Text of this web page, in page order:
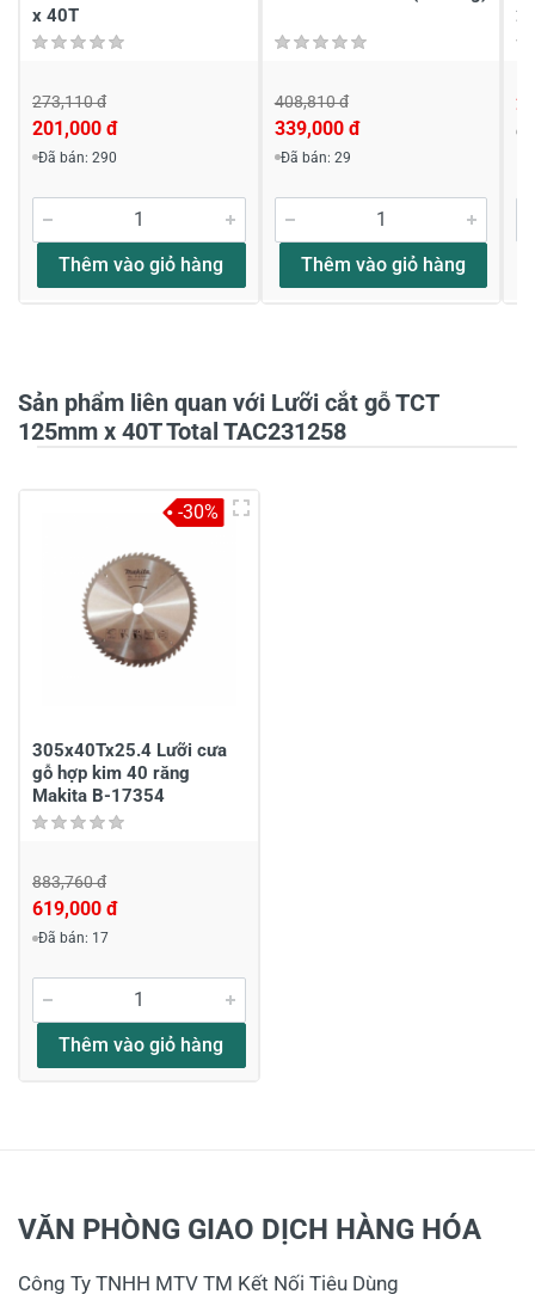
Viết nhận xét về sản phẩm
Đánh giá sao
Tiêu đề của nhận xét *
Viết nhận xét của bạn vào bên dưới
Gửi nhận xét
x 40T
273,110 đ
201,000 đ
Đã bán: 290
Thêm vào giỏ hàng
408,810 đ
339,000 đ
Đã bán: 29
Thêm vào giỏ hàng
Sản phẩm liên quan với Lưỡi cắt gỗ TCT
125mm x 40T Total TAC231258
305x40Tx25.4 Lưỡi cưa
gỗ hợp kim 40 răng
Makita B-17354
883,760 đ
619,000 đ
Đã bán: 17
Thêm vào giỏ hàng
-30%
VĂN PHÒNG GIAO DỊCH HÀNG HÓA
Công Ty TNHH MTV TM Kết Nối Tiêu Dùng